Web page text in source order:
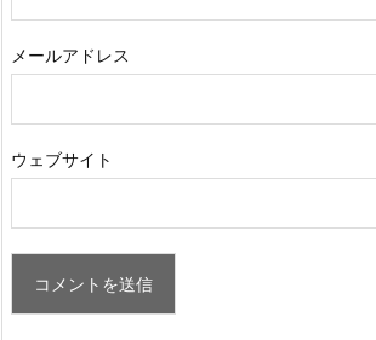
メールアドレス
ウェブサイト